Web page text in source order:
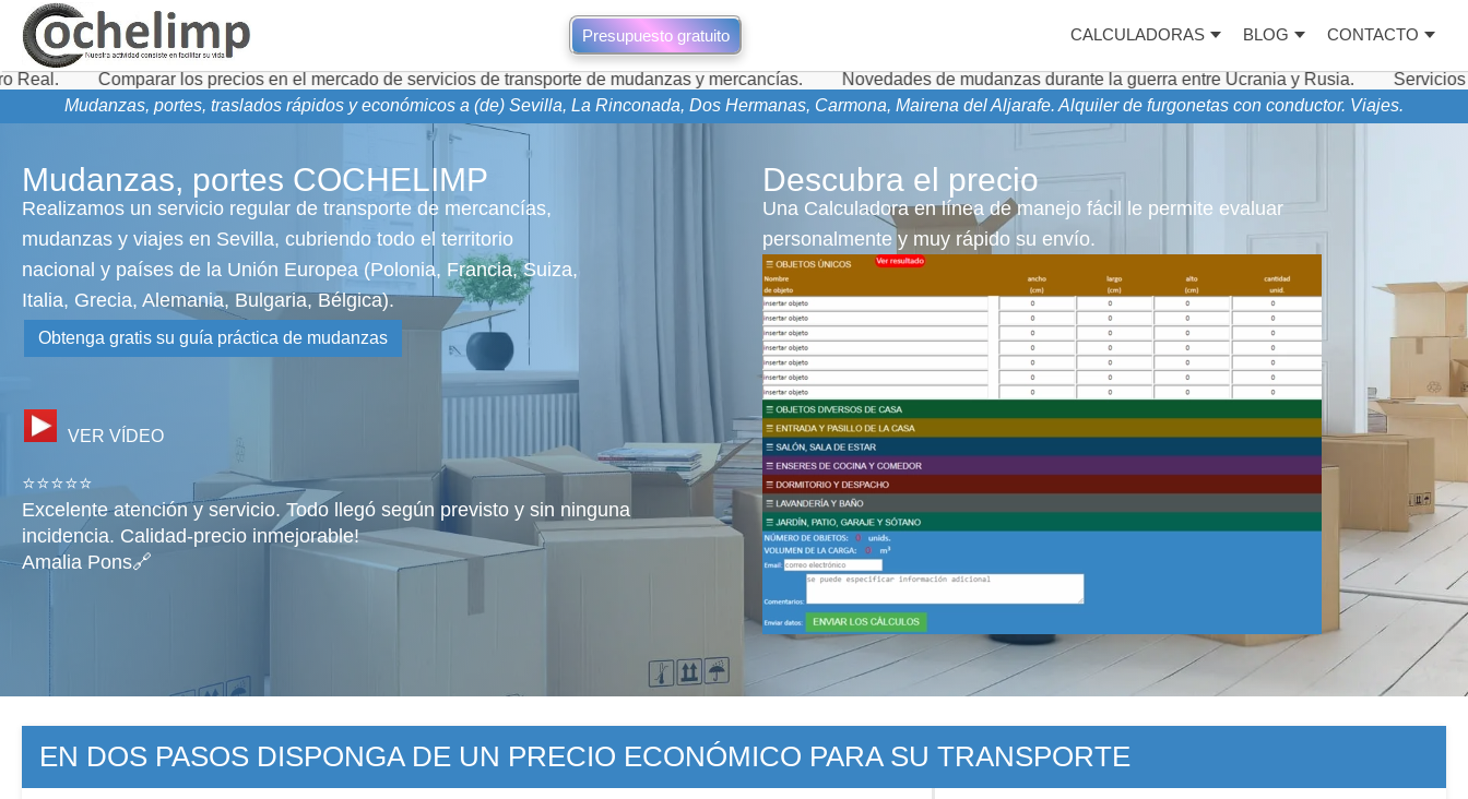
Presupuesto gratuito CALCULADORAS BLOG CONTACTO
los precios en el mercado de servicios de transporte de mudanzas y mercancías. Novedades de mudanzas durante la guerra entre Ucrania y Rusia.
Servicios
Mudanzas, portes, traslados rápidos y económicos a (de) Sevilla, La Rinconada, Dos Hermanas, Carmona, Mairena del Aljarafe. Alquiler de furgonetas con conductor. Viajes.
Mudanzas, portes COCHELIMP
Realizamos un servicio regular de transporte de mercancías,
mudanzas y viajes en Sevilla, cubriendo todo el territorio
nacional y países de la Unión Europea (Polonia, Francia, Suiza,
Italia, Grecia, Alemania, Bulgaria, Bélgica).
Obtenga gratis su guía práctica de mudanzas
VER VÍDEO
⭐⭐⭐⭐⭐
Excelente atención y servicio. Todo llegó según previsto y sin ninguna
incidencia. Calidad-precio inmejorable!
Amalia Pons🔗
Descubra el precio
Una Calculadora en línea de manejo fácil le permite evaluar
personalmente y muy rápido su envío.
EN DOS PASOS DISPONGA DE UN PRECIO ECONÓMICO PARA SU TRANSPORTE